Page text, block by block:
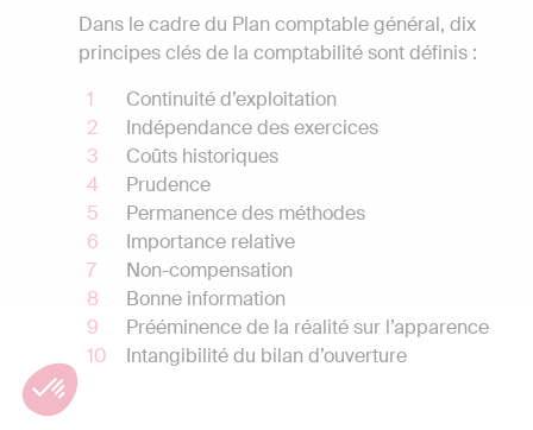
Dans le cadre du Plan comptable général, dix
principes clés de la comptabilité sont définis :
Continuité d’exploitation
Indépendance des exercices
Coûts historiques
Prudence
Permanence des méthodes
Importance relative
Non-compensation
Bonne information
Prééminence de la réalité sur l’apparence
Intangibilité du bilan d’ouverture